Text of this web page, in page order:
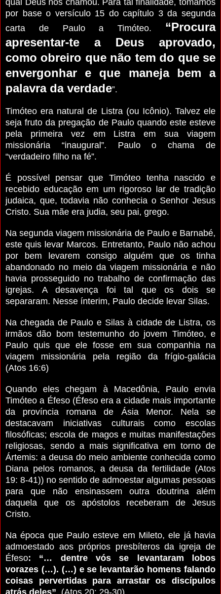
por base o versículo 15 do capítulo 3 da segunda
carta de Paulo a Timóteo. “Procura
apresentar-te a Deus aprovado,
como obreiro que não tem do que se
envergonhar e que maneja bem a
palavra da verdade”.
Timóteo era natural de Listra (ou Icônio). Talvez ele
seja fruto da pregação de Paulo quando este esteve
pela primeira vez em Listra em sua viagem
missionária “inaugural”. Paulo o chama de
“verdadeiro filho na fé”.
É possível pensar que Timóteo tenha nascido e
recebido educação em um rigoroso lar de tradição
judaica, que, todavia não conhecia o Senhor Jesus
Cristo. Sua mãe era judia, seu pai, grego.
Na segunda viagem missionária de Paulo e Barnabé,
este quis levar Marcos. Entretanto, Paulo não achou
por bem levarem consigo alguém que os tinha
abandonado no meio da viagem missionária e não
havia prosseguido no trabalho de confirmação das
igrejas. A desavença foi tal que os dois se
separaram. Nesse ínterim, Paulo decide levar Silas.
Na chegada de Paulo e Silas à cidade de Listra, os
irmãos dão bom testemunho do jovem Timóteo, e
Paulo quis que ele fosse em sua companhia na
viagem missionária pela região da frígio-galácia
(Atos 16:6)
Quando eles chegam à Macedônia, Paulo envia
Timóteo a Éfeso (Éfeso era a cidade mais importante
da província romana de Ásia Menor. Nela se
destacavam iniciativas culturais como escolas
filosóficas; escola de magos e muitas manifestações
religiosas, sendo a mais significativa em torno de
Ártemis: a deusa do meio ambiente conhecida como
Diana pelos romanos, a deusa da fertilidade (Atos
19: 8-41)) no sentido de admoestar algumas pessoas
para que não ensinassem outra doutrina além
daquela que os apóstolos receberam de Jesus
Cristo.
Na época que Paulo esteve em Mileto, ele já havia
admoestado aos próprios presbíteros da igreja de
Éfeso: “… dentre vós se levantaram lobos
vorazes (…). (…) e se levantarão homens falando
coisas pervertidas para arrastar os discípulos
atrás deles” . (Atos 20: 29-30).